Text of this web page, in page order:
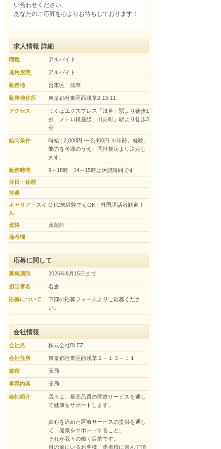
い合わせください。
あなたのご応募を心よりお待ちしております！
求人情報 詳細
職種 アルバイト
雇用形態 アルバイト
勤務地 台東区 浅草
勤務地住所 東京都台東区西浅草2-13-11
アクセス
つくばエクスプレス「浅草」駅より徒歩1
分、メトロ銀座線「田原町」駅より徒歩3
分
給与条件 時給 : 2,000円 〜 2,400円 ※年齢、経験、
能力を考慮のうえ、同社規定より決定し
ます。
勤務時間
9～18時 14～15時は休憩時間です
休日・休暇
待遇
キャリア・スキ
ル
OTC未経験でもOK！外国語話者歓迎！
資格
薬剤師
備考欄
応募に関して
募集期限 2026年8月15日まで
担当者名 名倉
応募について
下部の応募フォームよりご応募くださ
い。
会社情報
会社名 株式会社BLEZ
会社住所 東京都台東区西浅草２－１３－１１
業種 薬局
事業内容 薬局
会社紹介
我々は、最高品質の医療サービスを通し
て健康をサポートします。
真心を込めた医療サービスの提供を通し
て、健康をサポートすること。
それが我々の働く目的です。
目の前にいるお客様、患者様に喜んで頂